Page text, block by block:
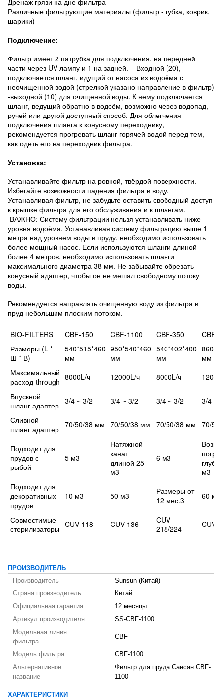
Дренаж грязи на дне фильтра
Различные фильтрующие материалы (фильтр - губка, коврик,
шарики)
Подключение:
Фильтр имеет 2 патрубка для подключения: на передней
части через UV-лампу и 1 на задней. Входной (20),
подключается шланг, идущий от насоса из водоёма с
неочищенной водой (стрелкой указано направление в фильтр)
-выходной (10) для очищенной воды. К нему подключается
шланг, ведущий обратно в водоём, возможно через водопад,
ручей или другой доступный способ. Для облегчения
подключения шланга к конусному переходнику,
рекомендуется прогревать шланг горячей водой перед тем,
как одеть его на переходник фильтра.
Установка:
Устанавливайте фильтр на ровной, твёрдой поверхности.
Избегайте возможности падения фильтра в воду.
Устанавливая фильтр, не забудьте оставить свободный доступ
к крышке фильтра для его обслуживания и к шлангам.
ВАЖНО: Систему фильтрации нельзя устанавливать ниже
уровня водоёма. Устанавливая систему фильтрацию выше 1
метра над уровнем воды в пруду, необходимо использовать
более мощный насос. Если используются шланги длиной
более 4 метров, необходимо использовать шланги
максимального диаметра 38 мм. Не забывайте обрезать
конусный адаптер, чтобы он не мешал свободному потоку
воды.
Рекомендуется направлять очищенную воду из фильтра в
пруд небольшим плоским потоком.
BIO-FILTERS CBF-150 CBF-1100 CBF-350
CBF-
Размеры (L *
Ш * В)
540*515*460
мм
950*540*460
мм
540*402*400
мм
мм
Максимальный
расход-through 8000L/ч 12000L/ч 8000L/ч
Впускной
шланг адаптер 3/4 ~ 3/2 3/4 ~ 3/2 3/4 ~ 3/2
3/4 ~
Сливной
шланг адаптер 70/50/38 мм 70/50/38 мм 70/50/38 мм 70/
Подходит для
прудов с
рыбой
5 м3
Натяжной
канат
длиной 25
м3
6 м3
м3
Подходит для
декоративных
прудов
10 м3 50 м3
Размеры от
12 мес.3
60 м3
Совместимые
стерилизаторы CUV-118 CUV-136
CUV-
218/224
CUV-
ПРОИЗВОДИТЕЛЬ
Производитель
Sunsun (Китай)
Страна производитель
Китай
Официальная гарантия
12 месяцы
Артикул производителя
SS-CBF-1100
Модельная линия
фильтра
CBF
Модель фильтра
CBF-1100
Альтернативное
название
Фильтр для пруда Сансан CBF-
1100
ХАРАКТЕРИСТИКИ